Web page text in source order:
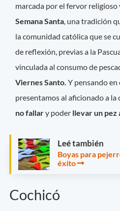
marcada por el fervor religioso
Semana Santa , una tradición
la comunidad católica que se
de reflexión, previas a la
vinculada al consumo de
Viernes Santo.Y pensando en
presentamos al aficionado a la
no fallary poder llevar un pez
Leé también
Boyas para
éxito
Cochicó